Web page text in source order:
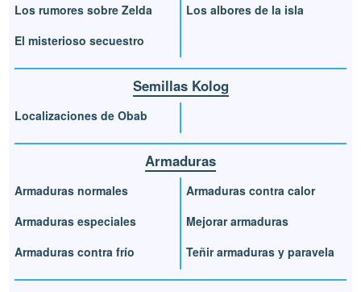
Los rumores sobre Zelda
El misterioso secuestro
Los albores de la isla
Semillas Kolog
Localizaciones de Obab
Armaduras
Armaduras normales
Armaduras especiales
Armaduras contra frío
Armaduras contra calor
Mejorar armaduras
Teñir armaduras y paravela